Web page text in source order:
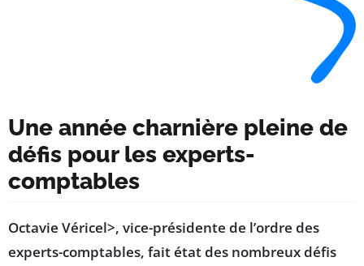
Une année charnière pleine de
défis pour les experts-
comptables
Octavie Véricel>, vice-présidente de l’ordre des
experts-comptables, fait état des nombreux défis